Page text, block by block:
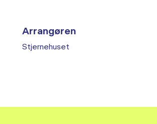
Arrangøren
Stjernehuset